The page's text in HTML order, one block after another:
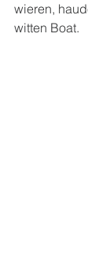
wieren,
witten Boat.